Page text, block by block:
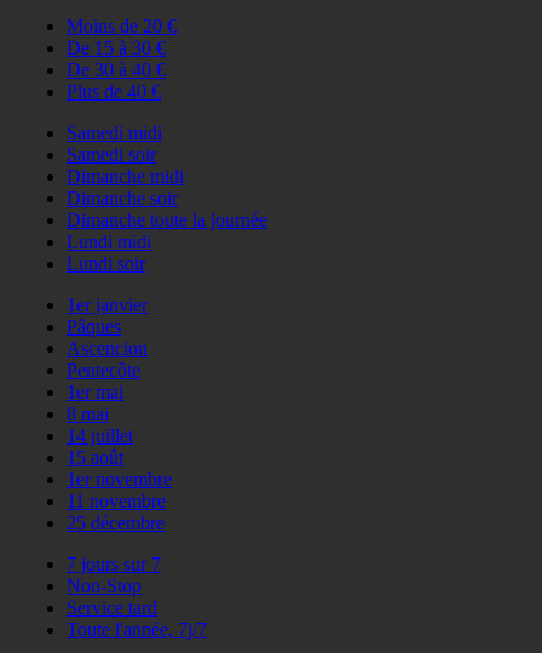
Moins de 20 €
De 15 à 30 €
De 30 à 40 €
Plus de 40 €
Samedi midi
Samedi soir
Dimanche midi
Dimanche soir
Dimanche toute la journée
Lundi midi
Lundi soir
1er janvier
Pâques
Ascencion
Pentecôte
1er mai
8 mai
14 juillet
15 août
1er novembre
11 novembre
25 décembre
7 jours sur 7
Non-Stop
Service tard
Toute l'année, 7j/7